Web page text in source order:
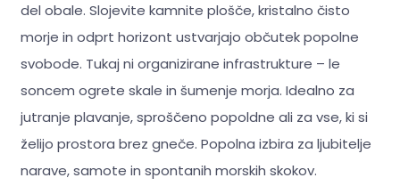
del obale. Slojevite kamnite plošče, kristalno čisto
morje in odprt horizont ustvarjajo občutek popolne
svobode. Tukaj ni organizirane infrastrukture – le
soncem ogrete skale in šumenje morja. Idealno za
jutranje plavanje, sproščeno popoldne ali za vse, ki si
želijo prostora brez gneče. Popolna izbira za ljubitelje
narave, samote in spontanih morskih skokov.